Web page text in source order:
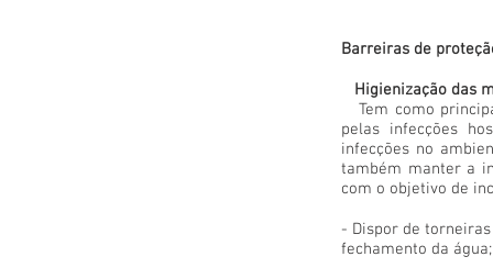
Barreiras de
Higienização das
Tem como
pelas infecções
infecções no
também manter a
com o objetivo de
- Dispor de
fechamento da água;